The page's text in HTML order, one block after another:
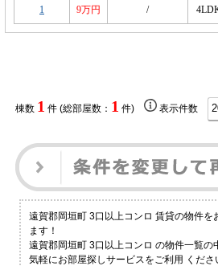
1 9万円 /
棟数 1 件 (総部屋数： 1 件) 表示件数
遠賀郡岡垣町 3口以上コンロ 賃貸の物件
ます！
遠賀郡岡垣町 3口以上コンロ の物件一覧
気軽にお部屋探しサービスをご利用 くだ